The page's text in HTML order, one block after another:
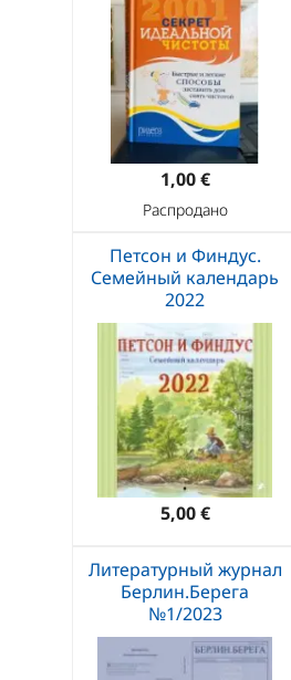
1,00 €
Распродано
Петсон и Финдус.
Семейный календарь
2022
5,00 €
Литературный журнал
Берлин.Берега
№1/2023